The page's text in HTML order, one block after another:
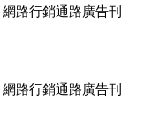
路行銷通路廣告刊
面優惠中....
路行銷通路廣告刊
面優惠中....